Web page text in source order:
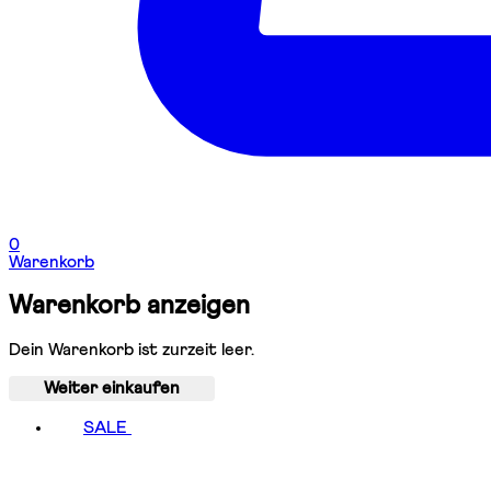
0
Warenkorb
Warenkorb anzeigen
Dein Warenkorb ist zurzeit leer.
Weiter einkaufen
SALE